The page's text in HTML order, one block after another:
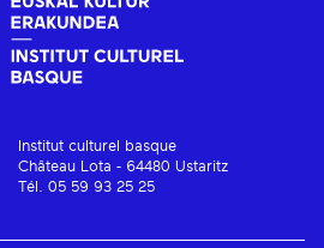
Institut culturel basque
Château Lota - 64480 Ustaritz
Tél. 05 59 93 25 25